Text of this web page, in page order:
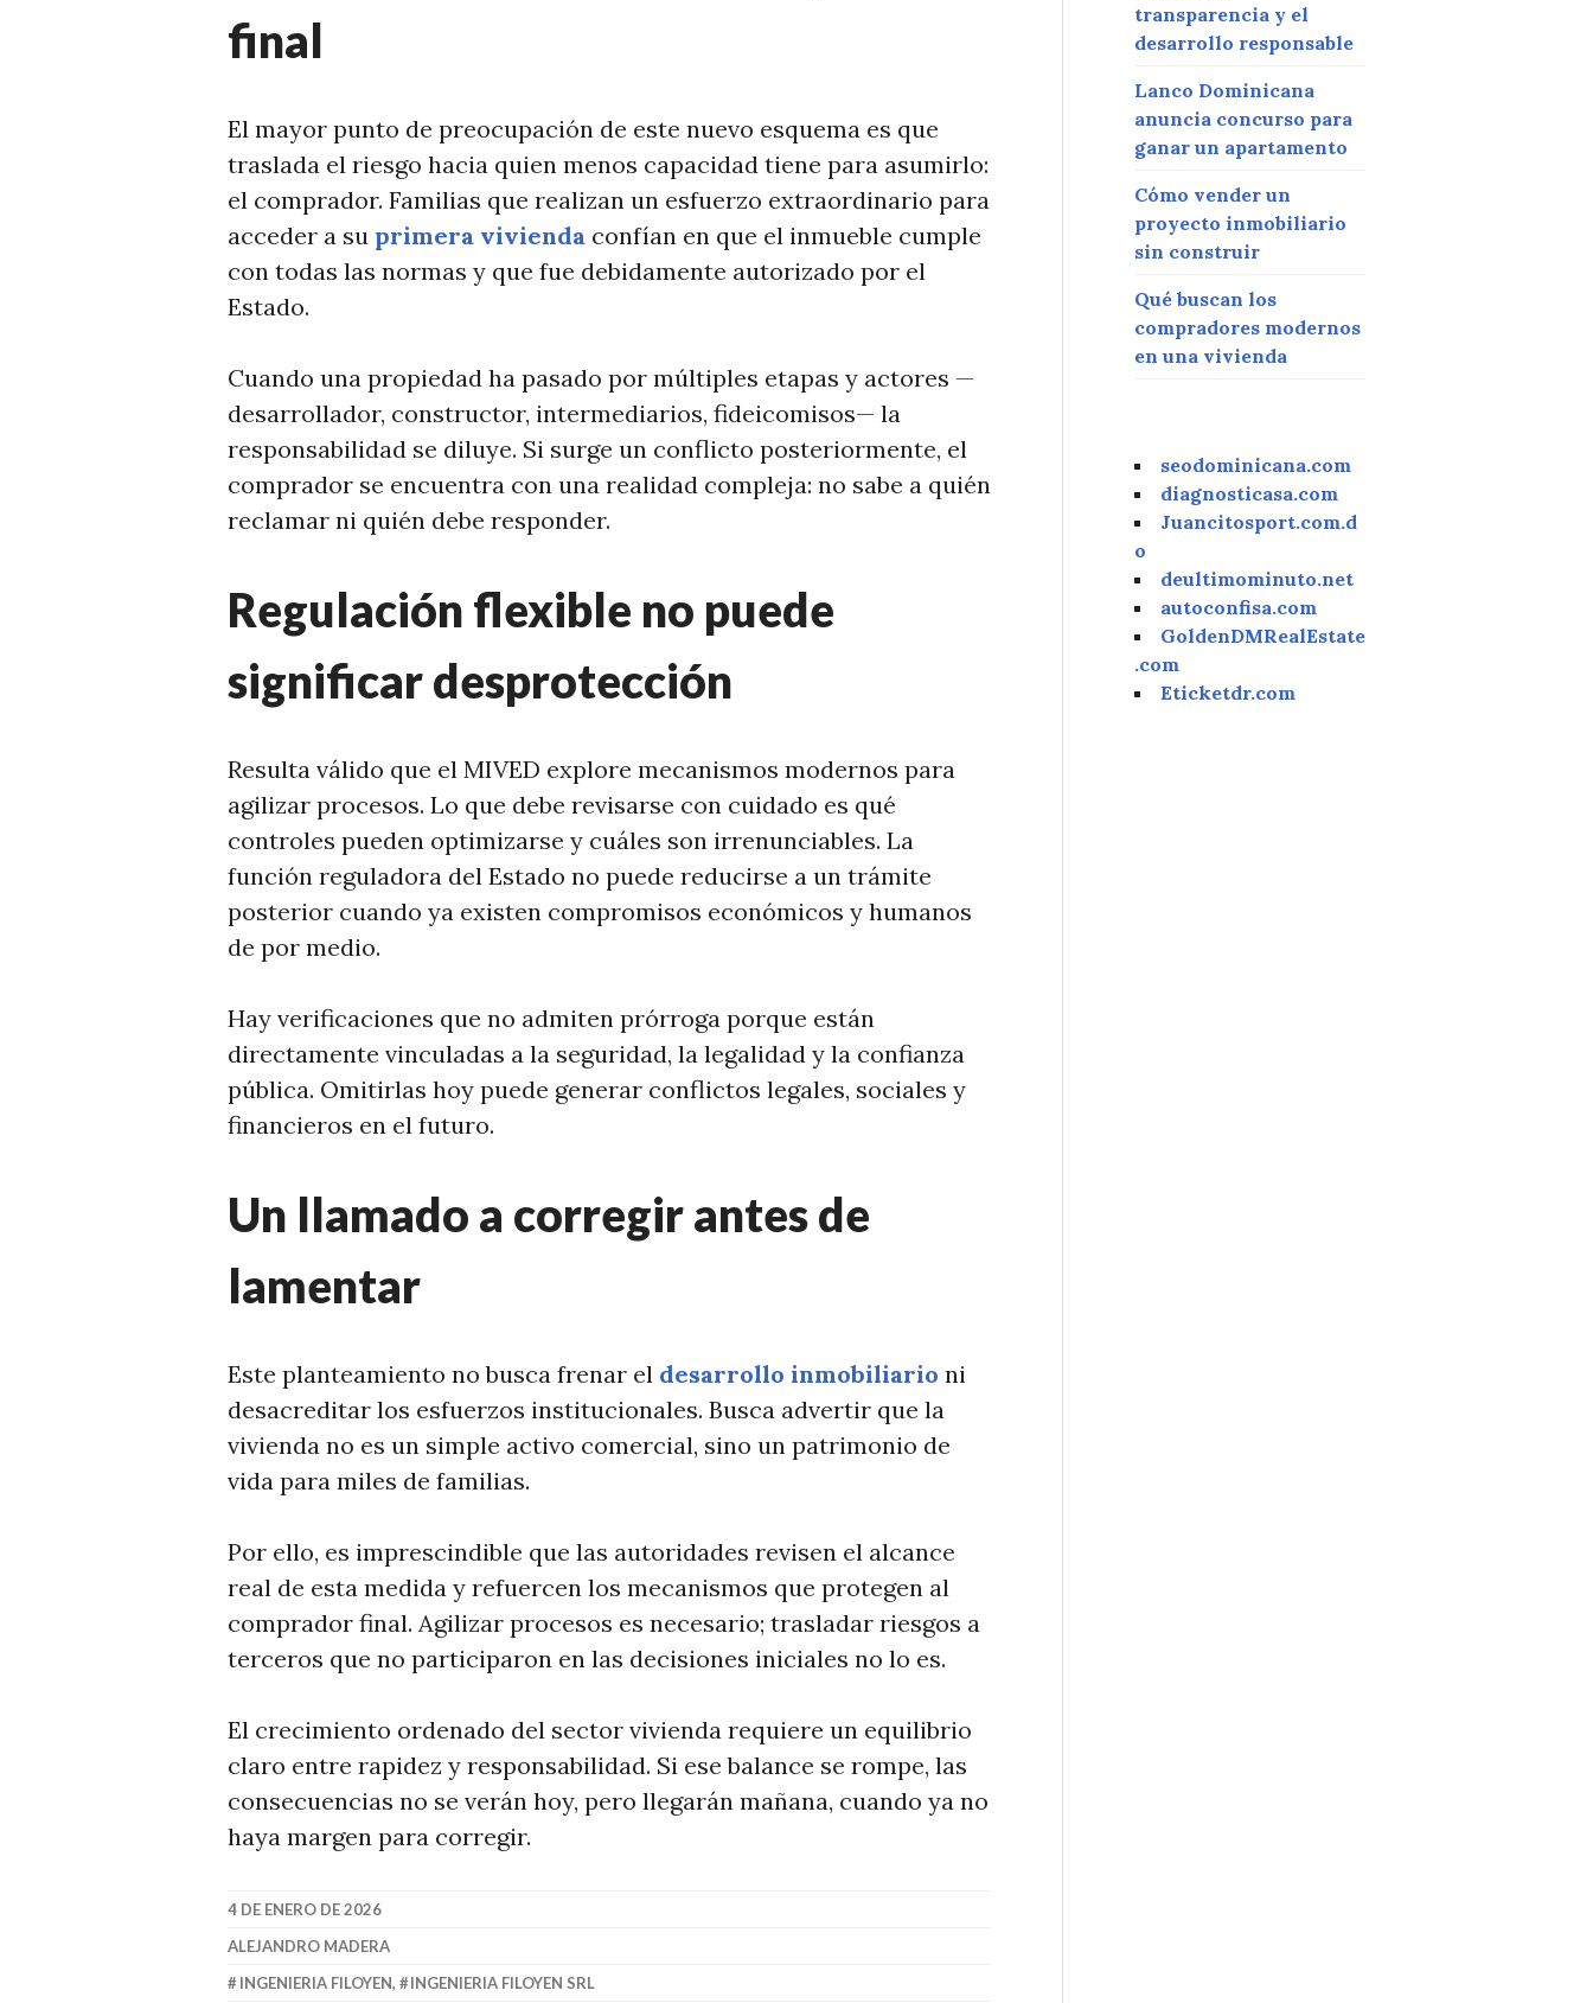
final
El mayor punto de preocupación de este nuevo esquema es que
traslada el riesgo hacia quien menos capacidad tiene para asumirlo:
el comprador. Familias que realizan un esfuerzo extraordinario para
acceder a su primera vivienda confían en que el inmueble cumple
con todas las normas y que fue debidamente autorizado por el
Estado.
Cuando una propiedad ha pasado por múltiples etapas y actores —
desarrollador, constructor, intermediarios, fideicomisos— la
responsabilidad se diluye. Si surge un conflicto posteriormente, el
comprador se encuentra con una realidad compleja: no sabe a quién
reclamar ni quién debe responder.
Regulación flexible no puede
significar desprotección
Resulta válido que el MIVED explore mecanismos modernos para
agilizar procesos. Lo que debe revisarse con cuidado es qué
controles pueden optimizarse y cuáles son irrenunciables. La
función reguladora del Estado no puede reducirse a un trámite
posterior cuando ya existen compromisos económicos y humanos
de por medio.
Hay verificaciones que no admiten prórroga porque están
directamente vinculadas a la seguridad, la legalidad y la confianza
pública. Omitirlas hoy puede generar conflictos legales, sociales y
financieros en el futuro.
Un llamado a corregir antes de
lamentar
Este planteamiento no busca frenar el desarrollo inmobiliario ni
desacreditar los esfuerzos institucionales. Busca advertir que la
vivienda no es un simple activo comercial, sino un patrimonio de
vida para miles de familias.
Por ello, es imprescindible que las autoridades revisen el alcance
real de esta medida y refuercen los mecanismos que protegen al
comprador final. Agilizar procesos es necesario; trasladar riesgos a
terceros que no participaron en las decisiones iniciales no lo es.
El crecimiento ordenado del sector vivienda requiere un equilibrio
claro entre rapidez y responsabilidad. Si ese balance se rompe, las
consecuencias no se verán hoy, pero llegarán mañana, cuando ya no
haya margen para corregir.
4 DE ENERO DE 2026
ALEJANDRO MADERA
INGENIERIA FILOYEN, INGENIERIA FILOYEN SRL
transparencia y el
desarrollo responsable
Lanco Dominicana
anuncia concurso para
ganar un apartamento
Cómo vender un
proyecto inmobiliario
sin construir
Qué buscan los
compradores modernos
en una vivienda
seodominicana.com
diagnosticasa.com
Juancitosport.com.d
o
deultimominuto.net
autoconfisa.com
GoldenDMRealEstate
.com
Eticketdr.com